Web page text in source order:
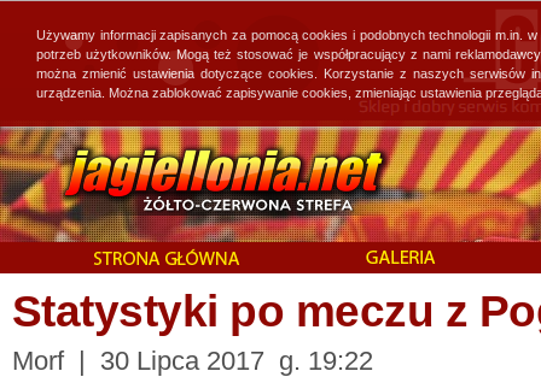
Statystyki po meczu z
Morf | 30 Lipca 2017 g. 19:22
Używamy informacji zapisanych za pomocą cookies i podobnych technologii
potrzeb użytkowników. Mogą też stosować je współpracujący z nami
można zmienić ustawienia dotyczące cookies. Korzystanie z naszych
urządzenia. Można zablokować zapisywanie cookies, zmieniając ustawienia